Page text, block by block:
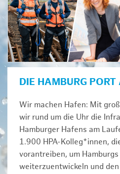
DIE HAMBURG
Wir machen Hafen: Mit
wir rund um die Uhr die
Hamburger Hafens am
1.900 HPA-Kolleg*innen,
vorantreiben, um
weiterzuentwickeln und